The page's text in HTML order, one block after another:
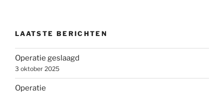
LAATSTE BERICHTEN
Operatie geslaagd
3 oktober 2025
Operatie